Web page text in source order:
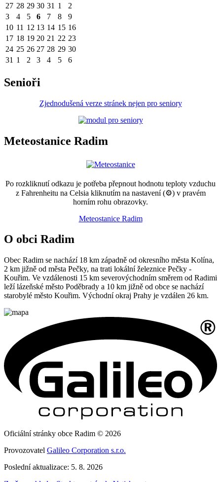
27 28 29 30 31 1
2
3
4 5 6 7 8
9
10 11 12 13 14 15 16
17 18 19 20 21 22 23
24 25 26 27 28 29 30
31 1 2 3 4 5 6
Senioři
Zjednodušená verze stránek nejen pro seniory
Meteostanice Radim
Po rozkliknutí odkazu je potřeba přepnout hodnotu teploty vzduchu
z Fahrenheitu na Celsia kliknutím na nastavení (⚙) v pravém
horním rohu obrazovky.
Meteostanice Radim
O obci Radim
Obec Radim se nachází 18 km západně od okresního města Kolína,
2 km jižně od města Pečky, na trati lokální železnice Pečky -
Kouřim. Ve vzdálenosti 15 km severovýchodním směrem od Radimi
leží lázeňské město Poděbrady a 10 km jižně od obce se nachází
starobylé město Kouřim. Východní okraj Prahy je vzdálen 26 km.
Oficiální stránky obce Radim © 2026
Provozovatel Galileo Corporation s.r.o.
Poslední aktualizace: 5. 8. 2026